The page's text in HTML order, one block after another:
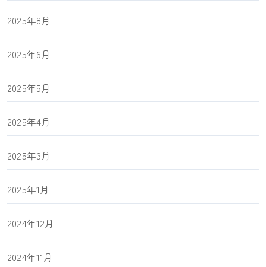
2025年8月
2025年6月
2025年5月
2025年4月
2025年3月
2025年1月
2024年12月
2024年11月